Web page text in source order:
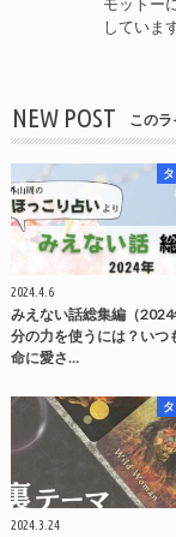
していま
NEW POST この
2024.4.6
みえない話総集編（
分の力を使うには？いつ
命に愛さ…
2024.3.24